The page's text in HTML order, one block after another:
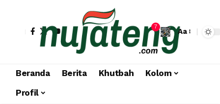
7
Aa
Beranda Berita Khutbah
Kolom
Profil